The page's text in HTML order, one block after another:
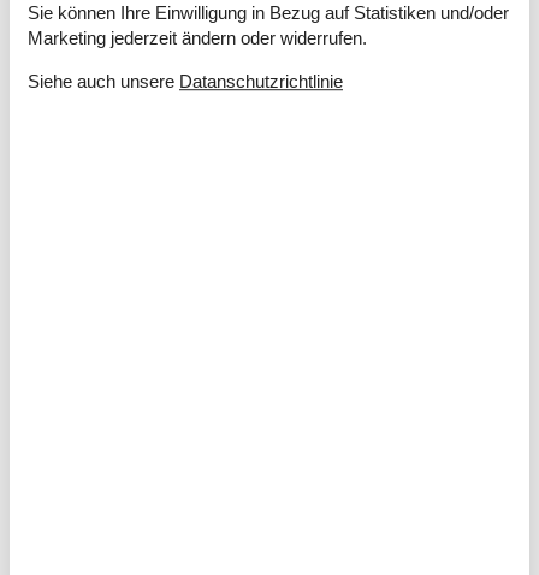
Draußen
Grill
Sie können Ihre Einwilligung in Bezug auf Statistiken und/oder
Marketing jederzeit ändern oder widerrufen.
Siehe auch unsere Datanschutzrichtlinie